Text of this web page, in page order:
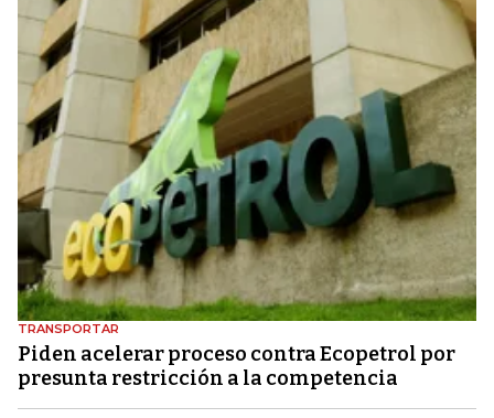
TRANSPORTAR
Piden acelerar proceso contra Ecopetrol por
presunta restricción a la competencia